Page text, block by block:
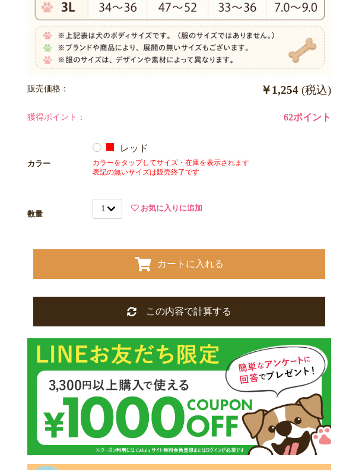
販売価格： ￥1,254 (税込)
獲得ポイント： 62ポイント
カラー
レッド
カラーをタップしてサイズ・在庫を表示されます
表記の無いサイズは販売終了です
数量
お気に入りに追加
カートに入れる
カートへ進む
この内容で計算する